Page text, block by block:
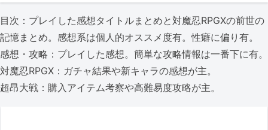
目次：プレイした感想タイトルまとめと対魔忍RPGXの前世の
記憶まとめ。感想系は個人的オススメ度有。性癖に偏り有。
感想・攻略：プレイした感想。簡単な攻略情報は一番下に有。
対魔忍RPGX：ガチャ結果や新キャラの感想が主。
超昂大戦：購入アイテム考察や高難易度攻略が主。